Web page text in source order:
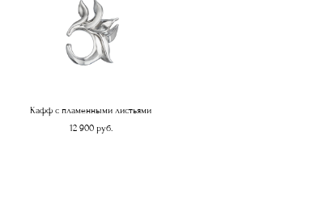
Кафф с пламенными листьями
12 900 pуб.